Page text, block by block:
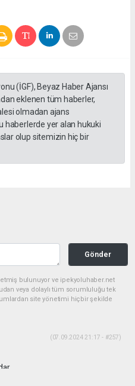
(İGF), Beyaz Haber Ajansı
eklenen tüm haberler,
olmadan ajans
haberlerde yer alan hukuki
olup sitemizin hiç bir
Gönder
etmiş bulunuyor ve ipekyoluhaber.net
veya dolaylı tüm sorumluluğu tek
site yönetimi hiçbir şekilde
(07.09.2024 21:17 - #257)